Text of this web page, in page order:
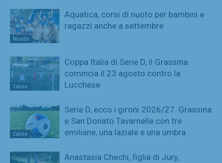
Nuoto
Aquatica, corsi di nuoto per bambini e
ragazzi anche a settembre
Calcio
Coppa Italia di Serie D, il Grassina
comincia il 23 agosto contro la
Lucchese
Calcio
Serie D, ecco i gironi 2026/27. Grassina
e San Donato Tavarnelle con tre
emiliane, una laziale e una umbra
Anastasia Chechi, figlia di Jury,